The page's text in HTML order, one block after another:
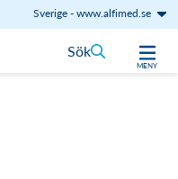
Sverige-www.alfimed.se
MENY
Sök